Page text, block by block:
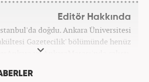
Editör Hakkında
doğdu. Ankara Üniversitesi
Gazetecilik' bölümünde henüz
ve AnkaraMasası'nda çalıştı.
ardından Beyaz TV'de
pozisyonunda görev aldı. 2024